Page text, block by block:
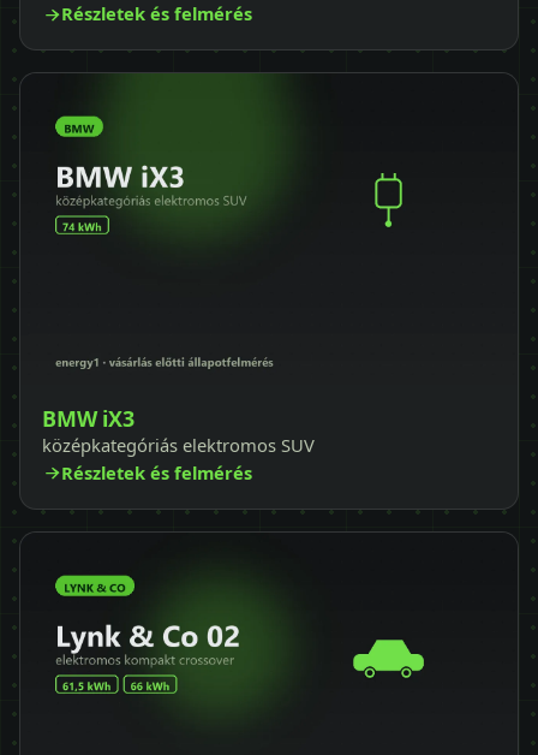
Részletek és felmérés
BMW iX3
középkategóriás elektromos SUV
Részletek és felmérés